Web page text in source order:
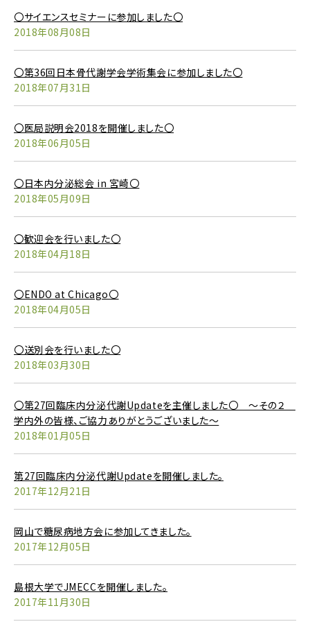
〇サイエンスセミナーに参加しました〇
2018年08月08日
〇第36回日本骨代謝学会学術集会に参加しました〇
2018年07月31日
〇医局説明会2018を開催しました〇
2018年06月05日
〇日本内分泌総会 in 宮崎〇
2018年05月09日
〇歓迎会を行いました〇
2018年04月18日
〇ENDO at Chicago〇
2018年04月05日
〇送別会を行いました〇
2018年03月30日
〇第27回臨床内分泌代謝Updateを主催しました〇 ～その２
学内外の皆様、ご協力ありがとうございました～
2018年01月05日
第27回臨床内分泌代謝Updateを開催しました。
2017年12月21日
岡山で糖尿病地方会に参加してきました。
2017年12月05日
島根大学でJMECCを開催しました。
2017年11月30日